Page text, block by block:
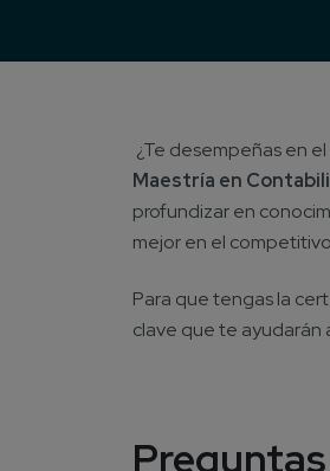
¿Te desempeñas en
Maestría en
profundizar en
mejor en el
Para que tengas la
clave que te ayudarán